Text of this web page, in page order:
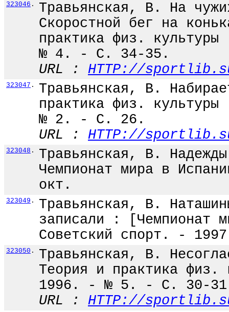
323046 .
Травьянская, В. На
Скоростной бег на
практика физ.
№ 4. - С. 34-35.
URL : HTTP://
323047 .
Травьянская, В.
практика физ.
№ 2. - С. 26.
URL : HTTP://
323048 .
Травьянская, В.
Чемпионат мира в
окт.
323049 .
Травьянская, В.
записали : [Чемпионат
Советский спорт. -
323050 .
Травьянская, В.
Теория и практика
1996. - № 5. - С. 30-
URL : HTTP://